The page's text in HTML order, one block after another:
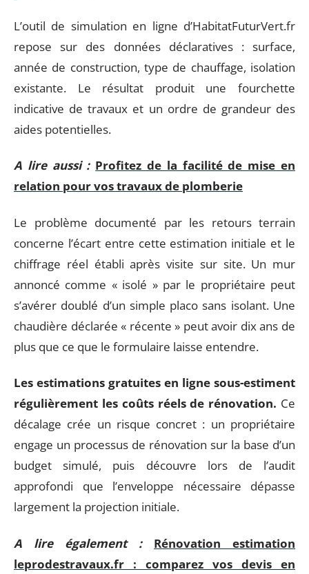
L’outil de simulation en ligne d’HabitatFuturVert.fr
repose sur des données déclaratives : surface,
année de construction, type de chauffage, isolation
existante. Le résultat produit une fourchette
indicative de travaux et un ordre de grandeur des
aides potentielles.
A lire aussi : Profitez de la facilité de mise en
relation pour vos travaux de plomberie
Le problème documenté par les retours terrain
concerne l’écart entre cette estimation initiale et le
chiffrage réel établi après visite sur site. Un mur
annoncé comme « isolé » par le propriétaire peut
s’avérer doublé d’un simple placo sans isolant. Une
chaudière déclarée « récente » peut avoir dix ans de
plus que ce que le formulaire laisse entendre.
Les estimations gratuites en ligne sous-estiment
régulièrement les coûts réels de rénovation. Ce
décalage crée un risque concret : un propriétaire
engage un processus de rénovation sur la base d’un
budget simulé, puis découvre lors de l’audit
approfondi que l’enveloppe nécessaire dépasse
largement la projection initiale.
A lire également :
Rénovation estimation
leprodestravaux.fr : comparez vos devis en